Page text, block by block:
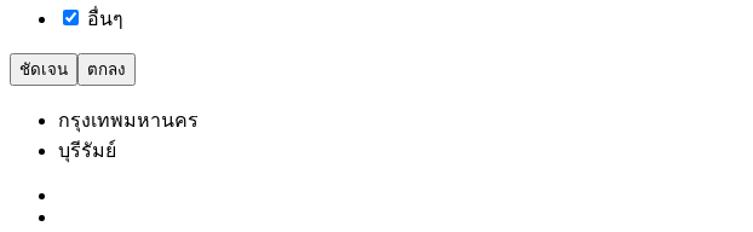
อื่นๆ
ชัดเจน ตกลง
กรุงเทพมหานคร
บุรีรัมย์